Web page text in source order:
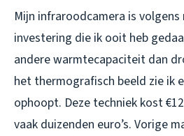
Mijn infraroodcamera is
investering die ik ooit heb
andere warmtecapaciteit dan
het thermografisch beeld zie ik
ophoopt. Deze techniek kost
vaak duizenden euro’s. Vorige